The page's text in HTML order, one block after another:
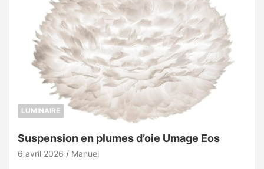
LUMINAIRE
Suspension en plumes d’oie Umage Eos
6 avril 2026 Manuel